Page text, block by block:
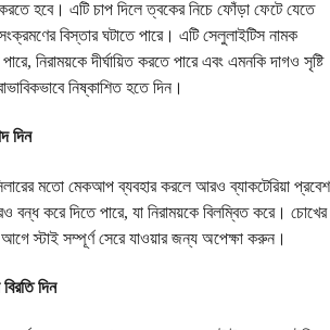
হবে। এটি চাপ দিলে ত্বকের নিচে ফোঁড়া ফেটে যেতে
বিস্তার ঘটাতে পারে। এটি সেলুলাইটিস নামক
নিরাময়কে দীর্ঘায়িত করতে পারে এবং এমনকি দাগও সৃষ্টি
নিষ্কাশিত হতে দিন।
দিন
মতো মেকআপ ব্যবহার করলে আরও ব্যাকটেরিয়া প্রবেশ
বন্ধ করে দিতে পারে, যা নিরাময়কে বিলম্বিত করে। চোখের
স্টাই সম্পূর্ণ সেরে যাওয়ার জন্য অপেক্ষা করুন।
দিন